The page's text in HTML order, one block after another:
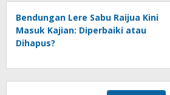
Bendungan Lere Sabu Raijua Kini
Masuk Kajian: Diperbaiki atau
Dihapus?